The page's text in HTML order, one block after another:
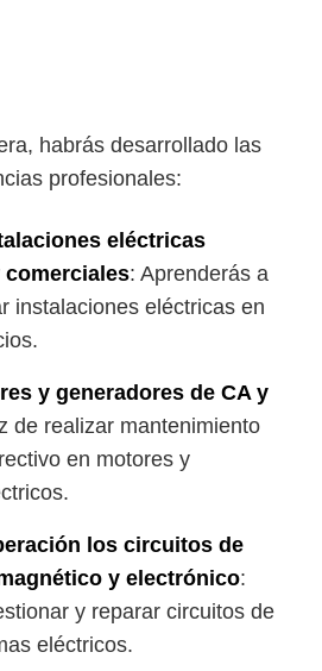
habrás desarrollado las
profesionales:
eléctricas
comerciales: Aprenderás a
instalaciones eléctricas en
y generadores de CA y
de realizar mantenimiento
en motores y
los circuitos de
y electrónico:
y reparar circuitos de
eléctricos.